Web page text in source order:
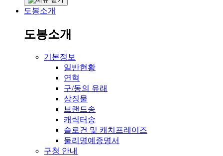
도봉소개
도봉소개
기본정보
일반현황
연혁
구/동의 유래
상징물
브랜드송
캐릭터송
슬로건 및 캐치프레이즈
둘리명예증명서
구청 안내